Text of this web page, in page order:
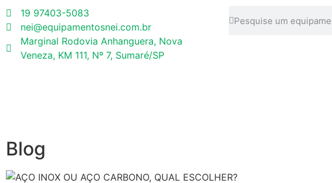
19 97403-5083
nei@equipamentosnei.com.br
Marginal Rodovia Anhanguera, Nova
Veneza, KM 111, Nº 7, Sumaré/SP
Blog